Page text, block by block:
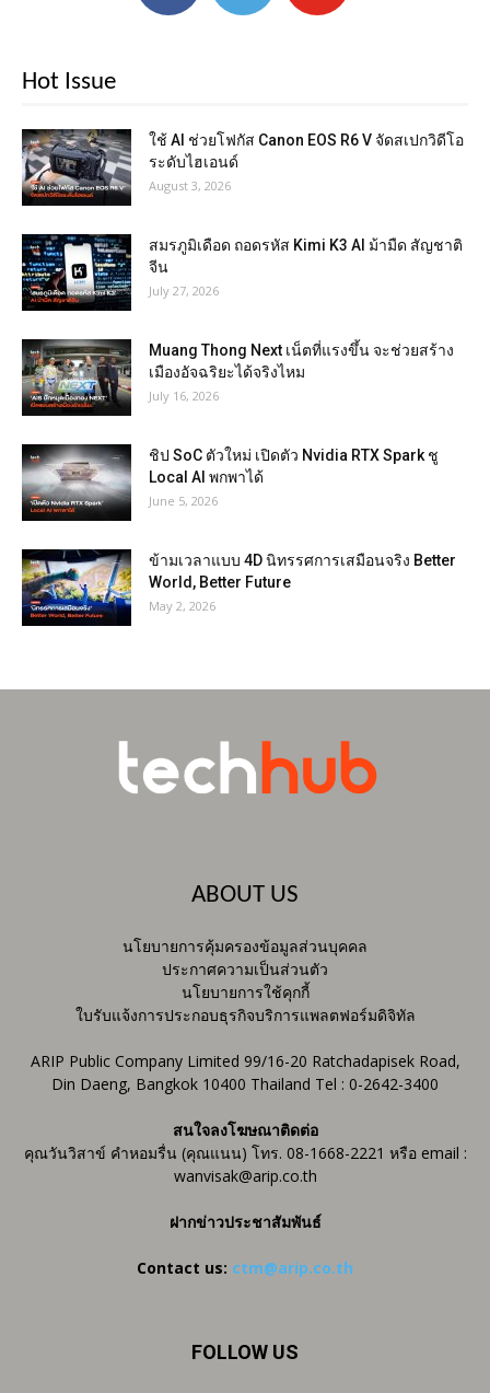
Hot Issue
ใช้ AI ช่วยโฟกัส Canon EOS R6 V จัดสเปกวิดีโอ
ระดับไฮเอนด์
August 3, 2026
สมรภูมิเดือด ถอดรหัส Kimi K3 AI ม้ามืด สัญชาติ
จีน
July 27, 2026
Muang Thong Next เน็ตที่แรงขึ้น จะช่วยสร้าง
เมืองอัจฉริยะได้จริงไหม
July 16, 2026
ชิป SoC ตัวใหม่ เปิดตัว Nvidia RTX Spark ชู
Local AI พกพาได้
June 5, 2026
ข้ามเวลาแบบ 4D นิทรรศการเสมือนจริง Better
World, Better Future
May 2, 2026
ABOUT US
นโยบายการคุ้มครองข้อมูลส่วนบุคคล
ประกาศความเป็นส่วนตัว
นโยบายการใช้คุกกี้
ใบรับแจ้งการประกอบธุรกิจบริการแพลตฟอร์มดิจิทัล
ARIP Public Company Limited 99/16-20 Ratchadapisek Road,
Din Daeng, Bangkok 10400 Thailand Tel : 0-2642-3400
สนใจลงโฆษณาติดต่อ
คุณวันวิสาข์ คำหอมรื่น (คุณแนน) โทร. 08-1668-2221 หรือ email :
wanvisak@arip.co.th
ฝากข่าวประชาสัมพันธ์
Contact us: ctm@arip.co.th
FOLLOW US